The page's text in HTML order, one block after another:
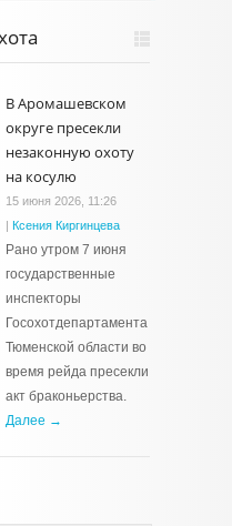
В Аромашевском
округе пресекли
незаконную охоту
на косулю
15 июня 2026, 11:26
| Ксения Киргинцева
Рано утром 7 июня
государственные
инспекторы
Госохотдепартамента
Тюменской области во
время рейда пресекли
акт браконьерства.
Далее →